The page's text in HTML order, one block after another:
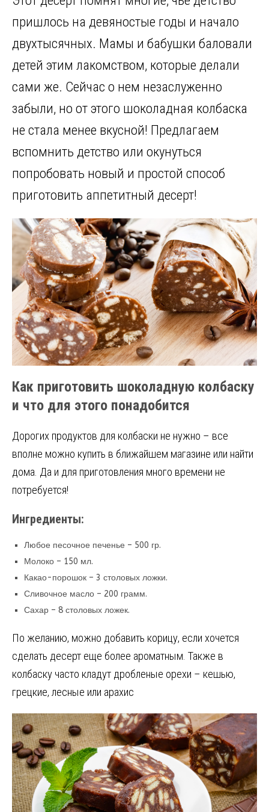
ce
b
o
o
k
n
o
kl
a
ss
ni
ki
it
te
r
e
gr
a
m
er
es
t
п
р
а
в
и
т
ь
пришлось на девяностые годы и начало
двухтысячных. Мамы и бабушки баловали
детей этим лакомством, которые делали
сами же. Сейчас о нем незаслуженно
забыли, но от этого шоколадная колбаска
не стала менее вкусной! Предлагаем
вспомнить детство или окунуться
попробовать новый и простой способ
приготовить аппетитный десерт!
Как приготовить шоколадную колбаску
и что для этого понадобится
Дорогих продуктов для колбаски не нужно – все
вполне можно купить в ближайшем магазине или найти
дома. Да и для приготовления много времени не
потребуется!
Ингредиенты:
Любое песочное печенье – 500 гр.
Молоко – 150 мл.
Какао-порошок – 3 столовых ложки.
Сливочное масло – 200 грамм.
Сахар – 8 столовых ложек.
По желанию, можно добавить корицу, если хочется
сделать десерт еще более ароматным. Также в
колбаску часто кладут дробленые орехи – кешью,
грецкие, лесные или арахис